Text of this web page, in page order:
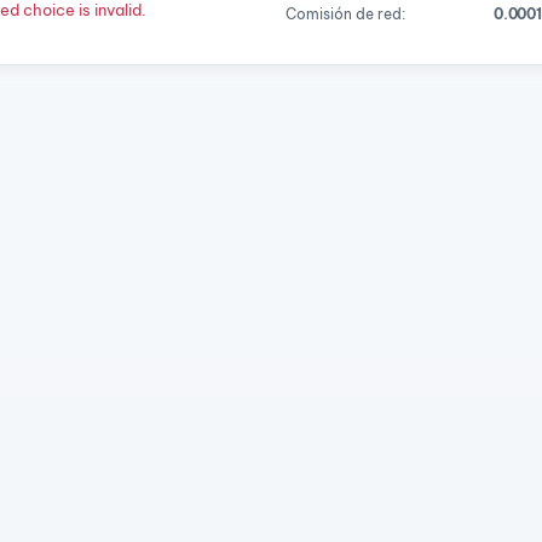
choice is invalid. Comisión de red: